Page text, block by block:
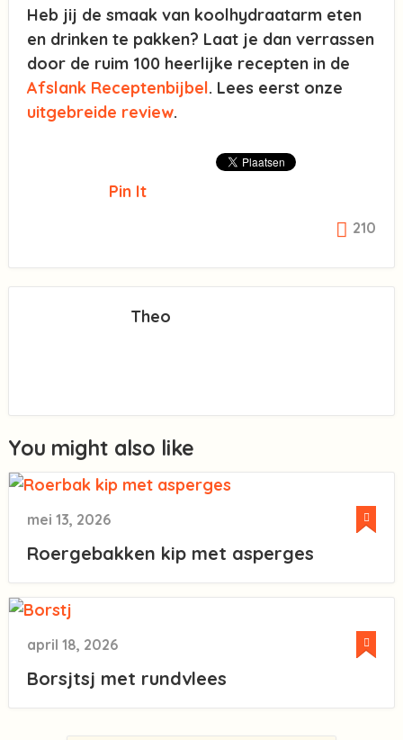
Heb jij de smaak van koolhydraatarm eten
en drinken te pakken? Laat je dan verrassen
door de ruim 100 heerlijke recepten in de
Afslank Receptenbijbel. Lees eerst onze
uitgebreide review.
Pin It
210
Theo
You might also like
mei 13, 2026
Roergebakken kip met asperges
april 18, 2026
Borsjtsj met rundvlees